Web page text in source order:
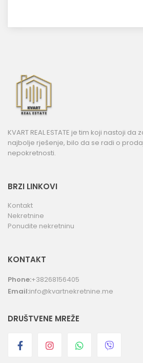
KVART REAL ESTATE je tim koji nastoji
najbolje rješenje, bilo da se radi o
nepokretnosti.
BRZI LINKOVI
Kontakt
Nekretnine
Ponudite nekretninu
KONTAKT
Phone:+38268156405
Email:info@kvartnekretnine.me
DRUŠTVENE MREŽE